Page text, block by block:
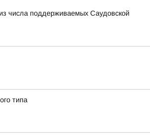
числа поддерживаемых Саудовской
типа